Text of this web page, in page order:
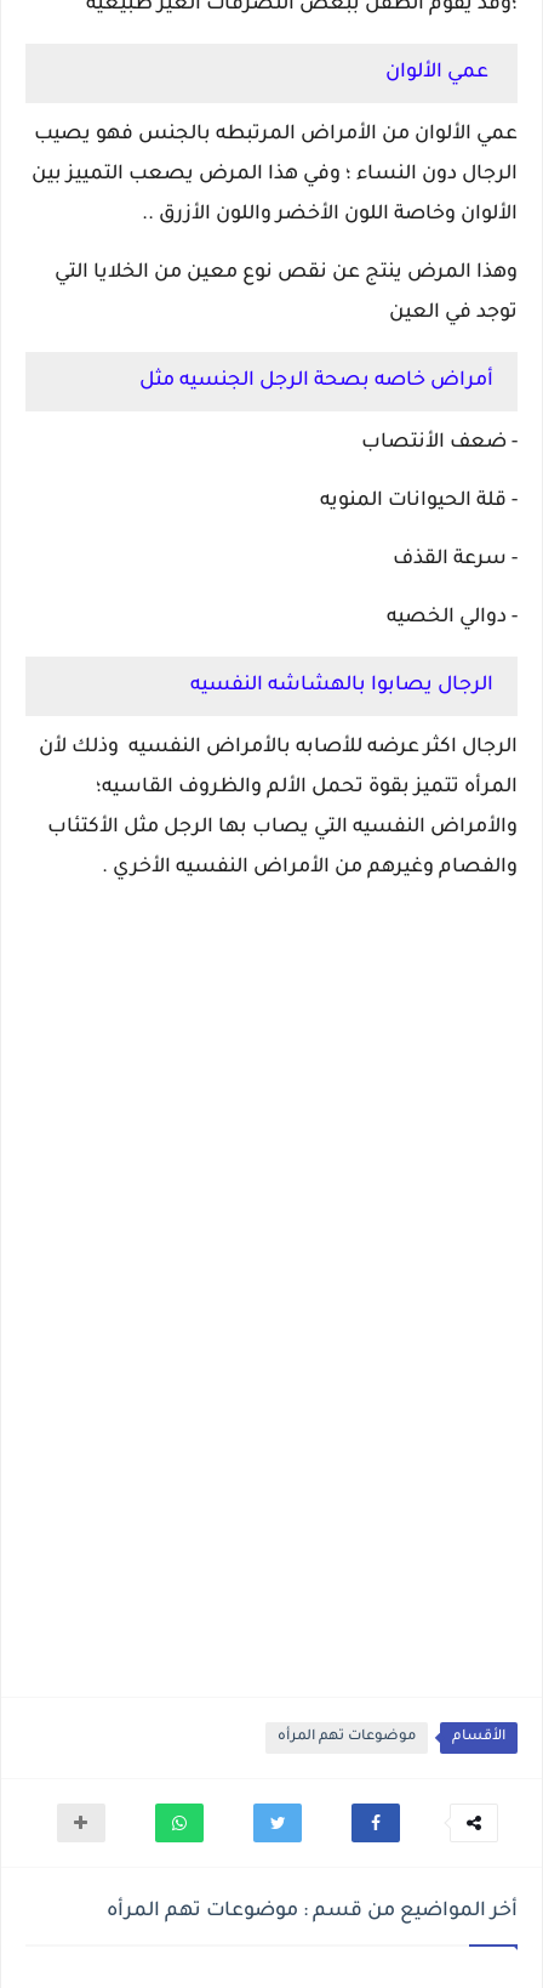
؛وقد يقوم الطفل ببعض التصرفات الغير طبيعيه
عمي الألوان
عمي الألوان من الأمراض المرتبطه بالجنس فهو يصيب
الرجال دون النساء ؛ وفي هذا المرض يصعب التمييز بين
الألوان وخاصة اللون الأخضر واللون الأزرق ..
وهذا المرض ينتج عن نقص نوع معين من الخلايا التي
توجد في العين
أمراض خاصه بصحة الرجل الجنسيه مثل
- ضعف الأنتصاب
- قلة الحيوانات المنويه
- سرعة القذف
- دوالي الخصيه
الرجال يصابوا بالهشاشه النفسيه
الرجال اكثر عرضه للأصابه بالأمراض النفسيه وذلك لأن
المرأه تتميز بقوة تحمل الألم والظروف القاسيه؛
والأمراض النفسيه التي يصاب بها الرجل مثل الأكتئاب
والفصام وغيرهم من الأمراض النفسيه الأخري .
الأقسام موضوعات تهم المرأه
أخر المواضيع من قسم : موضوعات تهم المرأه